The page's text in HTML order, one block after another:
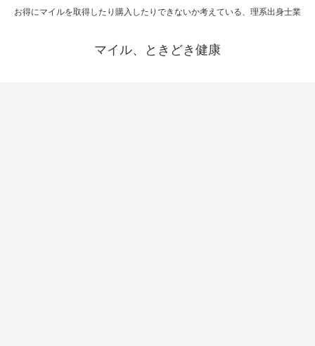
お得にマイルを取得したり購入したりできないか考えている、理系出身士業
マイル、ときどき健康